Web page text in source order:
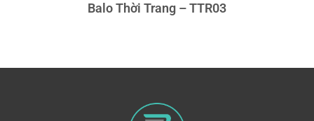
Balo Thời Trang – TTR03